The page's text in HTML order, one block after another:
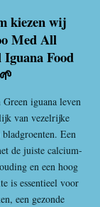
kiezen wij
Med All
Food
Green iguana leven
van vezelrijke
Een
de juiste calcium-
en een hoog
is essentieel voor
een gezonde